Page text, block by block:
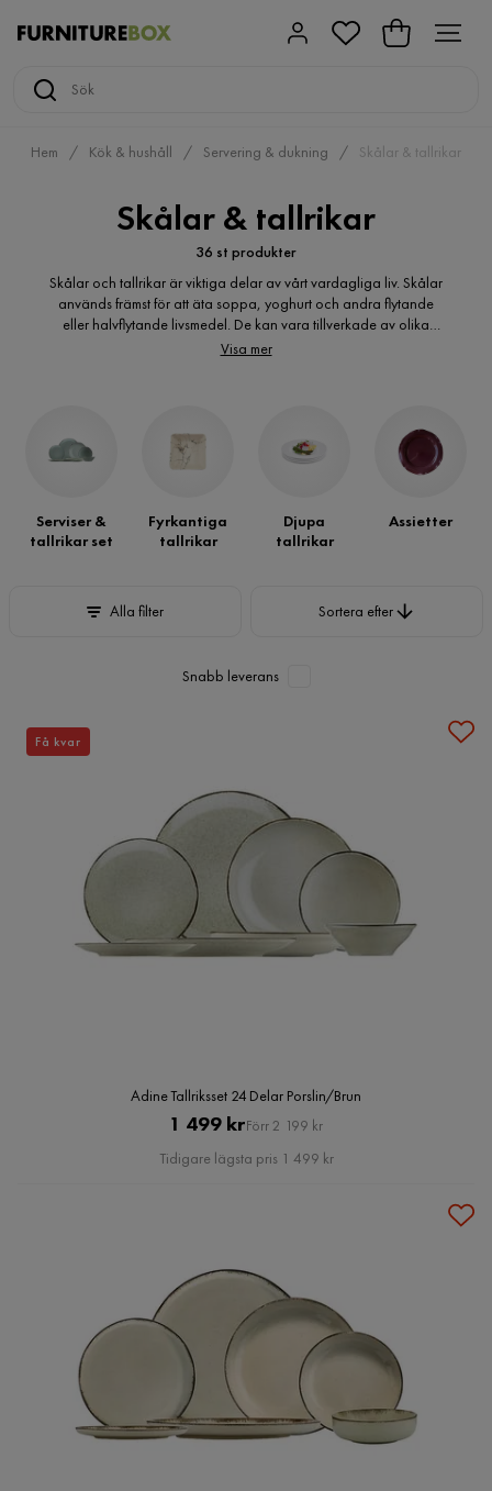
Hem Kök & hushåll Servering & dukning Skålar & tallrikar
Skålar & tallrikar
36 st produkter
Skålar och tallrikar är viktiga delar av vårt vardagliga liv. Skålar
används främst för att äta soppa, yoghurt och andra flytande
eller halvflytande livsmedel. De kan vara tillverkade av olika
material som keramik, porslin eller plast. Tallrikar å andra sidan
Visa mer
Serviser &
tallrikar set
Fyrkantiga
tallrikar
Djupa
tallrikar
Assietter
Alla filter Sortera efter
Snabb leverans
Adine Tallriksset 24 Delar Porslin/Brun
Pris
1 499 krOriginal
Pris
Förr 2 199 kr
Tidigare lägsta pris 1 499 kr
Få kvar